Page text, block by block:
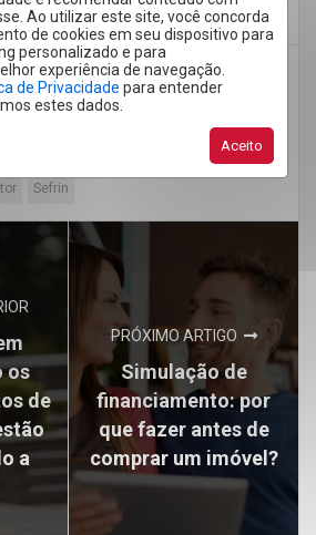
Ao utilizar este site, você concorda
de cookies em seu dispositivo para
personalizado e para
experiência de navegação.
de Privacidade para entender
estes dados.
Aceito
Comprar imovel Cacoal
Sefrin
os
de
a
PRÓXIMO ARTIGO
Simulação de
financiamento: por
que fazer antes de
comprar um imóvel?